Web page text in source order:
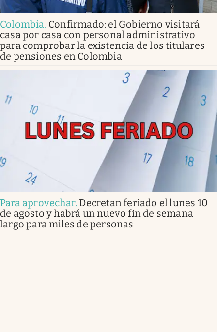
Colombia. Confirmado: el Gobierno visitará
casa por casa con personal administrativo
para comprobar la existencia de los titulares
de pensiones en Colombia
Para aprovechar. Decretan feriado el lunes 10
de agosto y habrá un nuevo fin de semana
largo para miles de personas